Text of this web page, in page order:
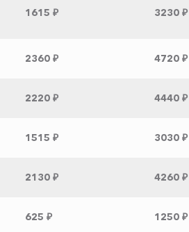
1615 ₽ 3230 ₽
2360 ₽ 4720 ₽
2220 ₽ 4440 ₽
1515 ₽ 3030 ₽
2130 ₽ 4260 ₽
625 ₽ 1250 ₽